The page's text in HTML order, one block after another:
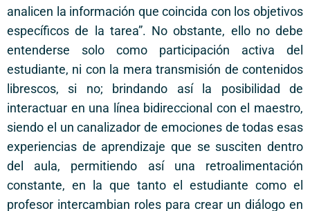
analicen la información que coincida con los objetivos
específicos de la tarea”. No obstante, ello no debe
entenderse solo como participación activa del
estudiante, ni con la mera transmisión de contenidos
librescos, si no; brindando así la posibilidad de
interactuar en una línea bidireccional con el maestro,
siendo el un canalizador de emociones de todas esas
experiencias de aprendizaje que se susciten dentro
del aula, permitiendo así una retroalimentación
constante, en la que tanto el estudiante como el
profesor intercambian roles para crear un diálogo en